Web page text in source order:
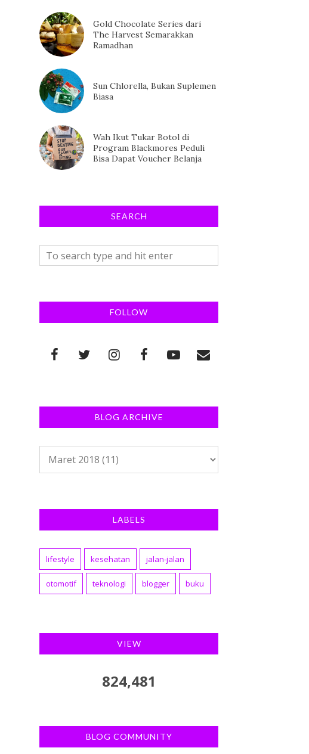
Gold Chocolate Series dari
The Harvest Semarakkan
Ramadhan
Sun Chlorella, Bukan Suplemen
Biasa
Wah Ikut Tukar Botol di
Program Blackmores Peduli
Bisa Dapat Voucher Belanja
SEARCH
FOLLOW
BLOG ARCHIVE
LABELS
lifestyle kesehatan jalan-jalan
otomotif teknologi blogger buku
VIEW
824,481
BLOG COMMUNITY